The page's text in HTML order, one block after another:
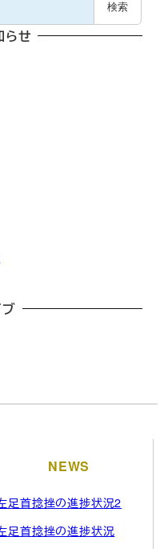
検索
らせ
NEWS
足首捻挫の進捗状況2
足首捻挫の進捗状況